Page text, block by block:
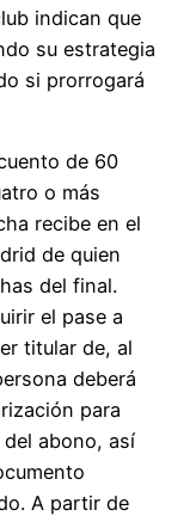
indican que
su estrategia
si prorrogará
de 60
o más
recibe en el
de quien
del final.
el pase a
titular de, al
deberá
para
abono, así
A partir de